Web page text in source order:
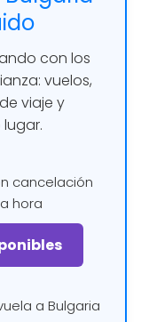
con los
vuelos,
viaje y
cancelación
hora
a Bulgaria